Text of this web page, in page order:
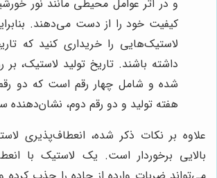
و در اثر عوامل محیطی مانند نور
کیفیت خود را از دست می‌دهند.
لاستیک‌هایی را خریداری کنید که
داشته باشند. تاریخ تولید لاستیک،
شده و شامل چهار رقم است که دو
هفته تولید و دو رقم دوم، نشان‌دهنده
علاوه بر نکات ذکر شده، انعطاف‌پذیری
بالایی برخوردار است. یک لاستیک با